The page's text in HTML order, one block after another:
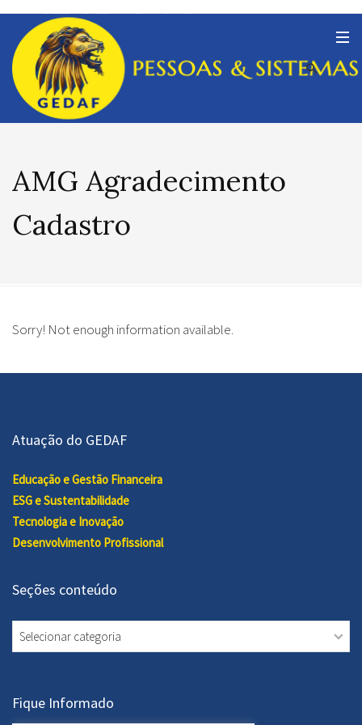
AMG Agradecimento
Cadastro
Sorry! Not enough information available.
Atuação do GEDAF
Educação e Gestão Financeira
ESG e Sustentabilidade
Tecnologia e Inovação
Desenvolvimento Profissional
Seções conteúdo
Seções
conteúdo
Fique Informado